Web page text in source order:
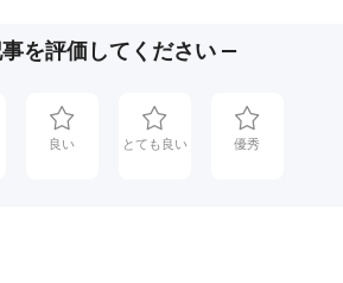
を評価してください —
良い とても良い 優秀